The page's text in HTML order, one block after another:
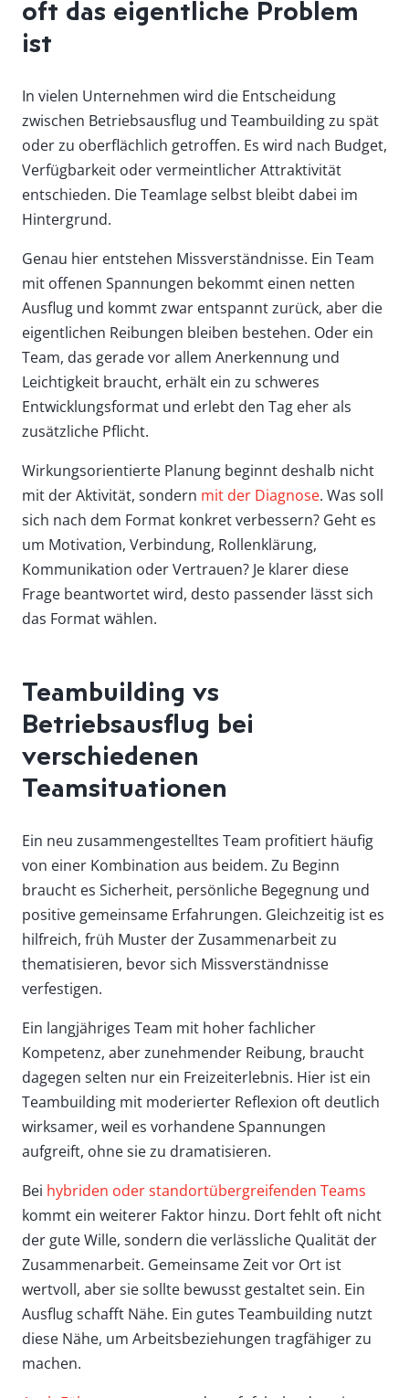
oft das eigentliche Problem
ist
In vielen Unternehmen wird die Entscheidung
zwischen Betriebsausflug und Teambuilding zu spät
oder zu oberflächlich getroffen. Es wird nach Budget,
Verfügbarkeit oder vermeintlicher Attraktivität
entschieden. Die Teamlage selbst bleibt dabei im
Hintergrund.
Genau hier entstehen Missverständnisse. Ein Team
mit offenen Spannungen bekommt einen netten
Ausflug und kommt zwar entspannt zurück, aber die
eigentlichen Reibungen bleiben bestehen. Oder ein
Team, das gerade vor allem Anerkennung und
Leichtigkeit braucht, erhält ein zu schweres
Entwicklungsformat und erlebt den Tag eher als
zusätzliche Pflicht.
Wirkungsorientierte Planung beginnt deshalb nicht
mit der Aktivität, sondern mit der Diagnose. Was soll
sich nach dem Format konkret verbessern? Geht es
um Motivation, Verbindung, Rollenklärung,
Kommunikation oder Vertrauen? Je klarer diese
Frage beantwortet wird, desto passender lässt sich
das Format wählen.
Teambuilding vs
Betriebsausflug bei
verschiedenen
Teamsituationen
Ein neu zusammengestelltes Team profitiert häufig
von einer Kombination aus beidem. Zu Beginn
braucht es Sicherheit, persönliche Begegnung und
positive gemeinsame Erfahrungen. Gleichzeitig ist es
hilfreich, früh Muster der Zusammenarbeit zu
thematisieren, bevor sich Missverständnisse
verfestigen.
Ein langjähriges Team mit hoher fachlicher
Kompetenz, aber zunehmender Reibung, braucht
dagegen selten nur ein Freizeiterlebnis. Hier ist ein
Teambuilding mit moderierter Reflexion oft deutlich
wirksamer, weil es vorhandene Spannungen
aufgreift, ohne sie zu dramatisieren.
Bei hybriden oder standortübergreifenden Teams
kommt ein weiterer Faktor hinzu. Dort fehlt oft nicht
der gute Wille, sondern die verlässliche Qualität der
Zusammenarbeit. Gemeinsame Zeit vor Ort ist
wertvoll, aber sie sollte bewusst gestaltet sein. Ein
Ausflug schafft Nähe. Ein gutes Teambuilding nutzt
diese Nähe, um Arbeitsbeziehungen tragfähiger zu
machen.